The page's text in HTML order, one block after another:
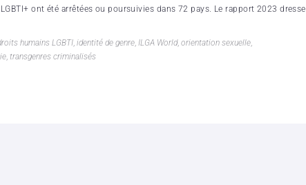
ont été arrêtées ou poursuivies dans 72 pays. Le rapport 2023 dresse
humains LGBTI, identité de genre, ILGA World, orientation sexuelle,
, transgenres criminalisés